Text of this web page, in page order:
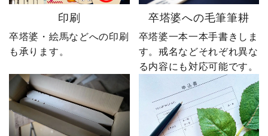
印刷
卒塔婆・絵馬などへの印刷
も承ります。
卒塔婆への毛筆筆耕
卒塔婆一本一本手書きしま
す。戒名などそれぞれ異な
る内容にも対応可能です。